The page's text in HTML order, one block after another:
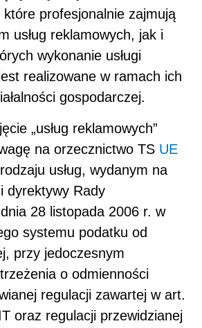
profesjonalnie zajmują
usług reklamowych, jak i
wykonanie usługi
realizowane w ramach ich
gospodarczej.
„usług reklamowych”
na orzecznictwo TS UE
usług, wydanym na
dyrektywy Rady
28 listopada 2006 r. w
systemu podatku od
przy jedoczesnym
o odmienności
regulacji zawartej w art.
oraz regulacji przewidzianej